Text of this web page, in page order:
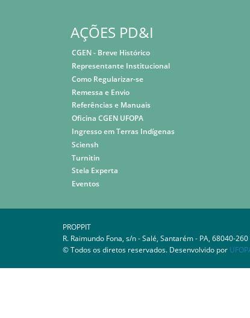
AÇÕES PD&I
CGEN - Breve Histórico
Representante Institucional
Como Regularizar-se
Remessa e Envio
Referências e Manuais
Oficina CGEN UFOPA
Ingresso em Terras Indígenas
Sciensh
Turnitin
Stela Experta
Eventos
PROPPIT
R. Raimundo Fona, s/n - Salé, Santarém - PA, 68040-
© Todos os diretos reservados. Desenvolvido por